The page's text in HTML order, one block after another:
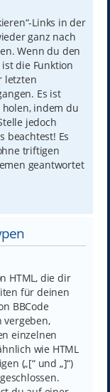
Links in der
ganz nach
Wenn du den
die Funktion
letzten
Es ist
holen, indem du
jedoch
beachtest! Es
triftigen
geantwortet
HTML, die dir
für deinen
BBCode
einzelnen
wie HTML
(„[“ und „]“)